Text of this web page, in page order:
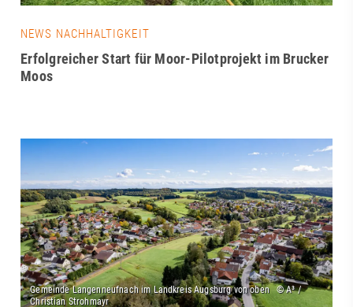
NEWS NACHHALTIGKEIT
Erfolgreicher Start für Moor-Pilotprojekt im Brucker
Moos